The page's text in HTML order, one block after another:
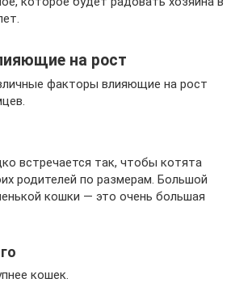
на рост
факторы влияющие на рост
встречается так, чтобы котята
родителей по размерам. Большой
кошки — это очень большая
кошек.